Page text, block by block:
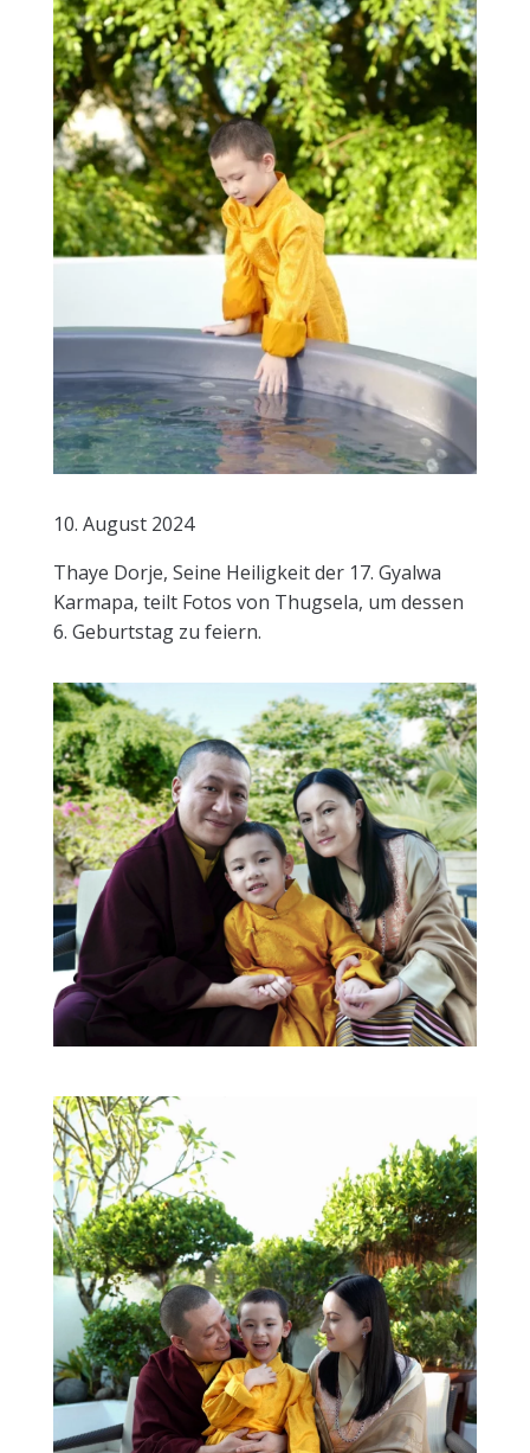
10. August 2024
Thaye Dorje, Seine Heiligkeit der 17. Gyalwa
Karmapa, teilt Fotos von Thugsela, um dessen
6. Geburtstag zu feiern.